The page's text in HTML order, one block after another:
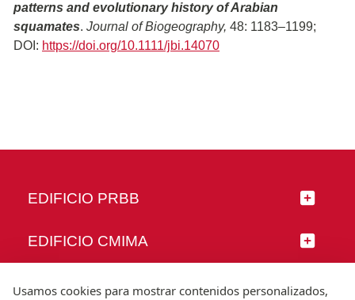
patterns and evolutionary history of Arabian
squamates. Journal of Biogeography, 48: 1183–1199;
DOI: https://doi.org/10.1111/jbi.14070
EDIFICIO PRBB
EDIFICIO CMIMA
SÍGUENOS
Usamos cookies para mostrar contenidos personalizados,